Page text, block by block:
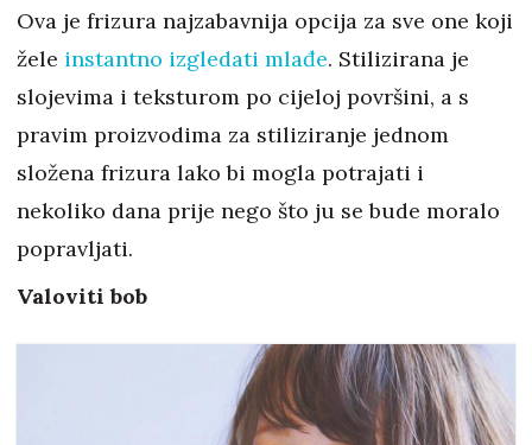
Ova je frizura najzabavnija opcija za sve one koji
žele instantno izgledati mlađe. Stilizirana je
slojevima i teksturom po cijeloj površini, a s
pravim proizvodima za stiliziranje jednom
složena frizura lako bi mogla potrajati i
nekoliko dana prije nego što ju se bude moralo
popravljati.
Valoviti bob